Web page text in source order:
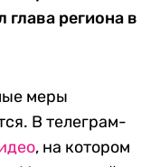
региона в
меры
В телеграм-
, на котором